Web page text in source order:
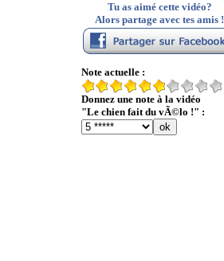
Tu as aimé cette vidéo?
Alors partage avec tes amis !
Note actuelle :
Donnez une note à la vidéo
"Le chien fait du vÃ©lo !" :